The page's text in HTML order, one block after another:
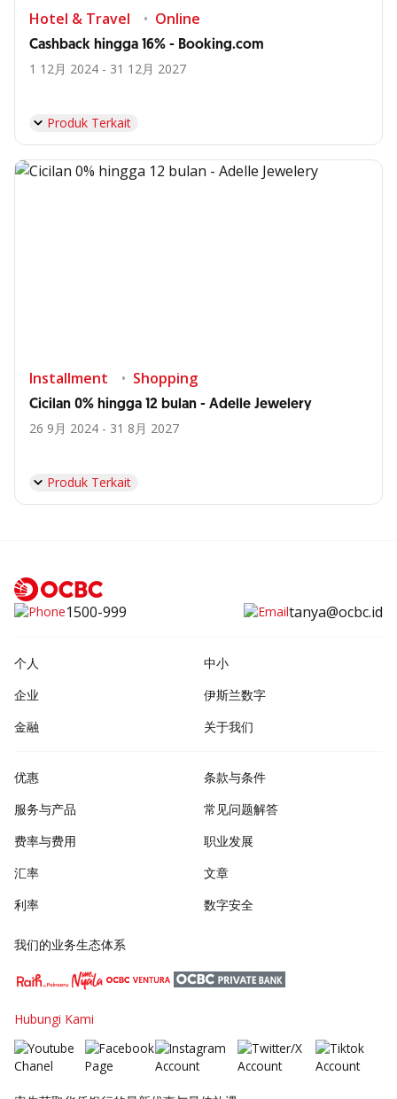
Hotel & Travel Online
Cashback hingga 16% - Booking.com
1 12月 2024 - 31 12月 2027
Produk Terkait
Installment Shopping
Cicilan 0% hingga 12 bulan - Adelle Jewelery
26 9月 2024 - 31 8月 2027
Produk Terkait
1500-999 tanya@ocbc.id
个人
中小
企业
伊斯兰数字
金融
关于我们
优惠
服务与产品
费率与费用
汇率
利率
条款与条件
常见问题解答
职业发展
文章
数字安全
我们的业务生态体系
Hubungi Kami